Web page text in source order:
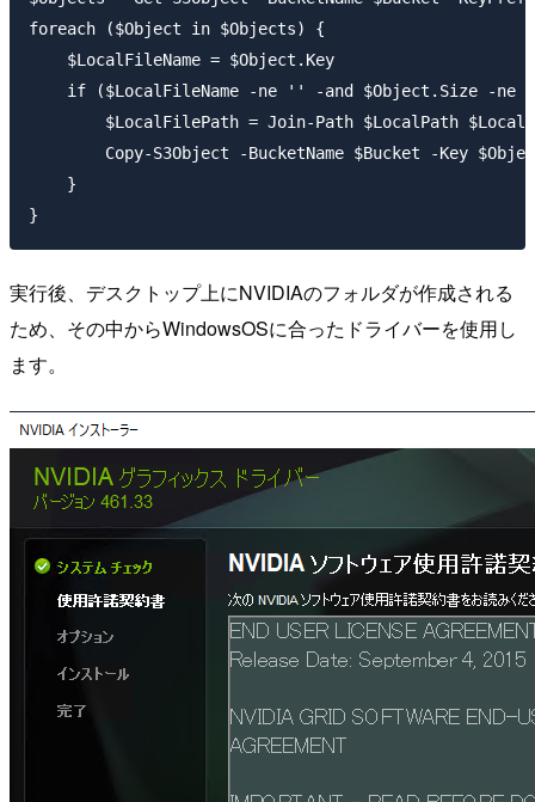
foreach ($Object in $Objects) {
    $LocalFileName = $Object.Key
if ($LocalFileName -ne '' -and $Object.Size -ne
$LocalFilePath = Join-Path $LocalPath
Copy-S3Object -BucketName $Bucket -Key
    }
実行後、デスクトップ上にNVIDIAのフォルダが作成される
ため、その中からWindowsOSに合ったドライバーを使用し
ます。